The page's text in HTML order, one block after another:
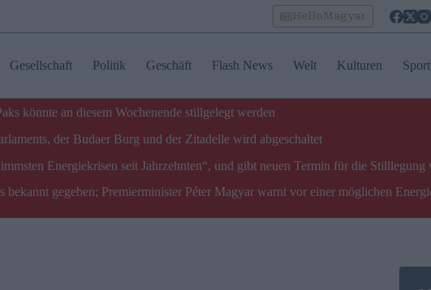
HelloMagyar
Gesellschaft Politik Geschäft Flash News Welt Kulturen Sport
könnte an diesem Wochenende stillgelegt werden
der Budaer Burg und der Zitadelle wird abgeschaltet
Energiekrisen seit Jahrzehnten“, und gibt neuen Termin für die Stilllegung
gegeben; Premierminister Péter Magyar warnt vor einer möglichen